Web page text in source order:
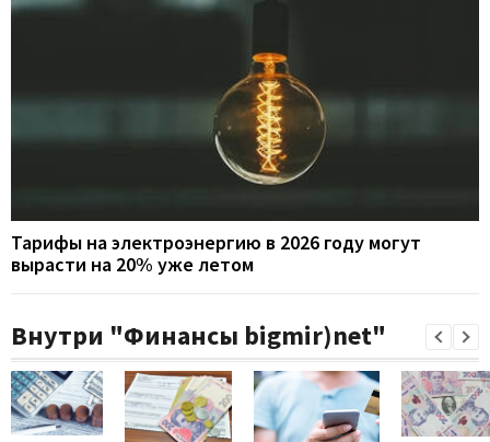
Тарифы на электроэнергию в 2026 году могут
вырасти на 20% уже летом
Внутри "Финансы bigmir)net"